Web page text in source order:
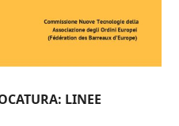
LINEE